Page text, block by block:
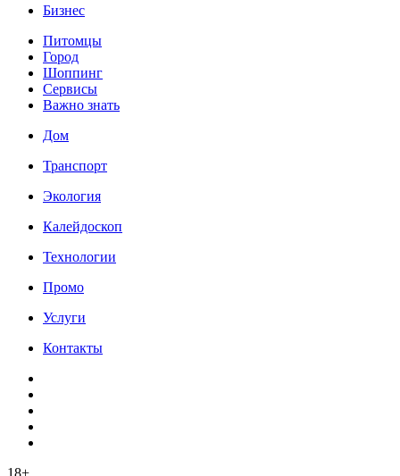
Бизнес
Питомцы
Город
Шоппинг
Сервисы
Важно знать
Дом
Транспорт
Экология
Калейдоскоп
Технологии
Промо
Услуги
Контакты